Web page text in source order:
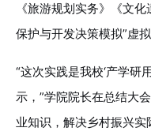
《旅游规划实务》《文
保护与开发决策模拟”虚
“这次实践是我校‘产学研
示，”学院院长在总结大
业知识，解决乡村振兴